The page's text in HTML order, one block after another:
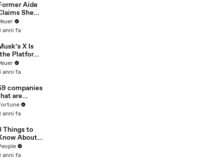
Aide
She
Asked to
a ‘Hit
anni fa
X Is
Platform
the
Ratio
or
Amongst
Social
anni fa
companies
are
the
From
anni fa
Things to
About
Gauff's
anni fa